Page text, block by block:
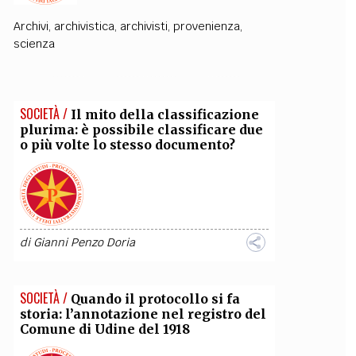
COLLABORA CON NOI
Archivi, archivistica, archivisti, provenienza,
scienza
SOCIETÀ / Il mito della classificazione
plurima: è possibile classificare due
o più volte lo stesso documento?
diGianni Penzo Doria
SOCIETÀ / Quando il protocollo si fa
storia: l’annotazione nel registro del
Comune di Udine del 1918